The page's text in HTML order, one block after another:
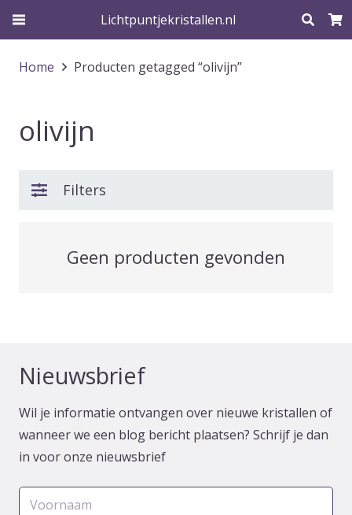
Lichtpuntjekristallen.nl
Home Producten getagged “olivijn”
olivijn
Filters
Geen producten gevonden
Nieuwsbrief
Wil je informatie ontvangen over nieuwe kristallen of
wanneer we een blog bericht plaatsen? Schrijf je dan
in voor onze nieuwsbrief